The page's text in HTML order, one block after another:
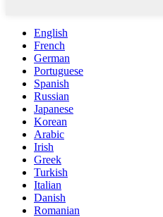
English
French
German
Portuguese
Spanish
Russian
Japanese
Korean
Arabic
Irish
Greek
Turkish
Italian
Danish
Romanian